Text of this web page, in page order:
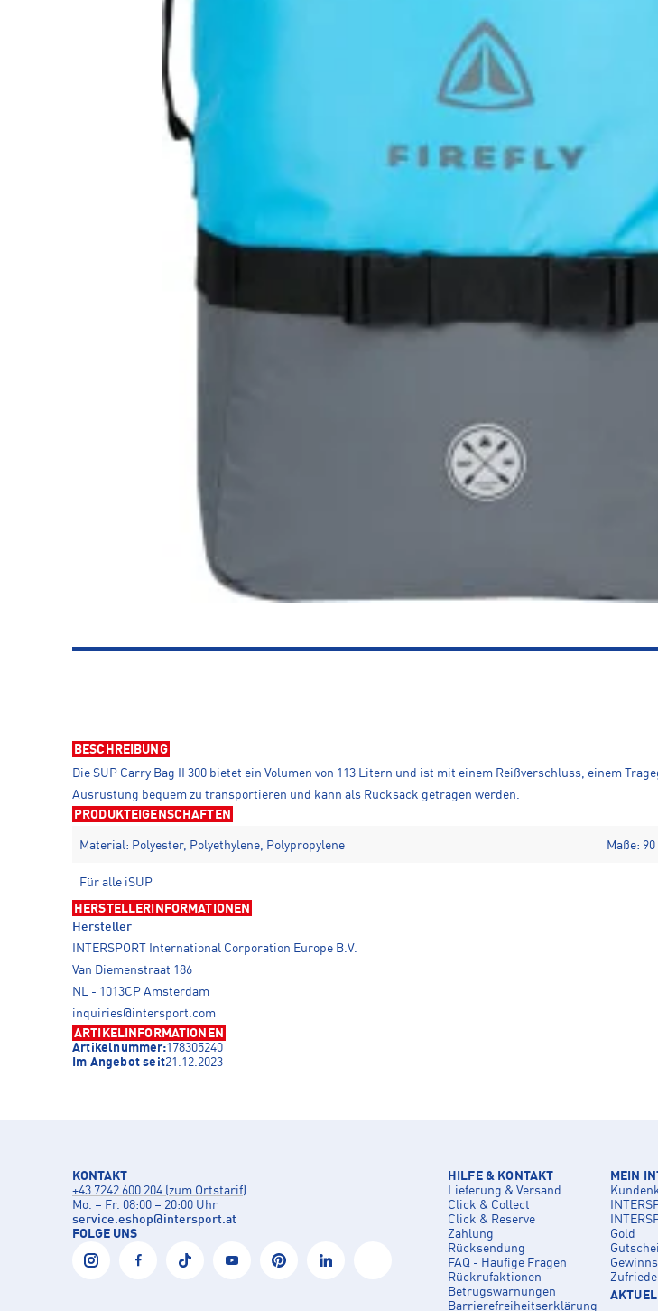
BESCHREIBUNG
Die SUP Carry Bag II 300 bietet ein Volumen von 113 Litern und ist mit einem Reißverschluss, einem
Ausrüstung bequem zu transportieren und kann als Rucksack getragen werden.
PRODUKTEIGENSCHAFTEN
Material: Polyester, Polyethylene, Polypropylene Maße:
Für alle iSUP
HERSTELLERINFORMATIONEN
Hersteller
INTERSPORT International Corporation Europe B.V.
Van Diemenstraat 186
NL - 1013CP Amsterdam
inquiries@intersport.com
ARTIKELINFORMATIONEN
Artikelnummer:178305240
Im Angebot seit21.12.2023
KONTAKT
+43 7242 600 204 (zum Ortstarif)
Mo. – Fr. 08:00 – 20:00 Uhr
service.eshop@intersport.at
FOLGE UNS
HILFE & KONTAKT
Lieferung & Versand
Click & Collect
Click & Reserve
Zahlung
Rücksendung
FAQ - Häufige Fragen
Rückrufaktionen
Betrugswarnungen
Barrierefreiheitserklärung
MEIN
Gold